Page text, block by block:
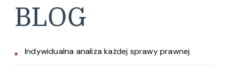
BLOG
Indywidualna analiza każdej sprawy prawnej